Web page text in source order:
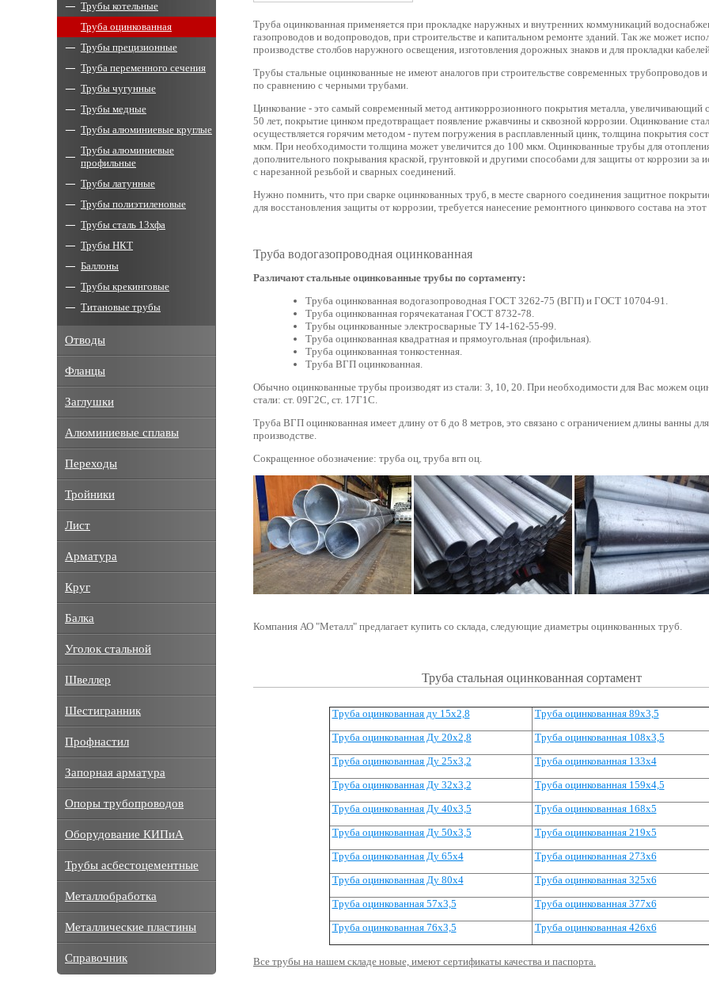
Труба оцинкованная применяется при прокладке наружных и внутренних коммуникаций
газопроводов и водопроводов, при строительстве и капитальном ремонте зданий. Так же может
производстве столбов наружного освещения, изготовления дорожных знаков и для прокладки
Трубы стальные оцинкованные не имеют аналогов при строительстве современных трубопроводов
по сравнению с черными трубами.
Цинкование - это самый современный метод антикоррозионного покрытия металла, увеличивающий
50 лет, покрытие цинком предотвращает появление ржавчины и сквозной коррозии. Оцинкование
осуществляется горячим методом - путем погружения в расплавленный цинк, толщина покрытия
мкм. При необходимости толщина может увеличится до 100 мкм. Оцинкованные трубы для
дополнительного покрывания краской, грунтовкой и другими способами для защиты от коррозии за
с нарезанной резьбой и сварных соединений.
Нужно помнить, что при сварке оцинкованных труб, в месте сварного соединения защитное
для восстановления защиты от коррозии, требуется нанесение ремонтного цинкового состава на этот
Труба водогазопроводная оцинкованная
Различают стальные оцинкованные трубы по сортаменту:
Труба оцинкованная водогазопроводная ГОСТ 3262-75 (ВГП) и ГОСТ 10704-91.
Труба оцинкованная горячекатаная ГОСТ 8732-78.
Трубы оцинкованные электросварные ТУ 14-162-55-99.
Труба оцинкованная квадратная и прямоугольная (профильная).
Труба оцинкованная тонкостенная.
Труба ВГП оцинкованная.
Обычно оцинкованные трубы производят из стали: 3, 10, 20. При необходимости для Вас можем
стали: ст. 09Г2С, ст. 17Г1С.
Труба ВГП оцинкованная имеет длину от 6 до 8 метров, это связано с ограничением длины ванны
производстве.
Сокращенное обозначение: труба оц, труба вгп оц.
Компания АО "Металл" предлагает купить со склада, следующие диаметры оцинкованных труб.
Труба стальная оцинкованная сортамент
Труба оцинкованная ду 15х2,8
Труба оцинкованная 89х3,5
Труба оцинкованная Ду 20х2,8
Труба оцинкованная 108х3,5
Труба оцинкованная Ду 25х3,2
Труба оцинкованная 133х4
Труба оцинкованная Ду 32х3,2
Труба оцинкованная 159х4,5
Труба оцинкованная Ду 40х3,5
Труба оцинкованная 168х5
Труба оцинкованная Ду 50х3,5
Труба оцинкованная 219х5
Труба оцинкованная Ду 65х4
Труба оцинкованная 273х6
Труба оцинкованная Ду 80х4
Труба оцинкованная 325х6
Труба оцинкованная 57х3,5
Труба оцинкованная 377х6
Труба оцинкованная 76х3,5
Труба оцинкованная 426х6
Все трубы на нашем складе новые, имеют сертификаты качества и паспорта.
Трубы котельные
Труба оцинкованная
Трубы прецизионные
Труба переменного сечения
Трубы чугунные
Трубы медные
Трубы алюминиевые круглые
Трубы алюминиевые
профильные
Трубы латунные
Трубы полиэтиленовые
Трубы сталь 13хфа
Трубы НКТ
Баллоны
Трубы крекинговые
Титановые трубы
Отводы
Фланцы
Заглушки
Алюминиевые сплавы
Переходы
Тройники
Лист
Арматура
Круг
Балка
Уголок стальной
Швеллер
Шестигранник
Профнастил
Запорная арматура
Опоры трубопроводов
Оборудование КИПиА
Трубы асбестоцементные
Металлобработка
Металлические пластины
Справочник